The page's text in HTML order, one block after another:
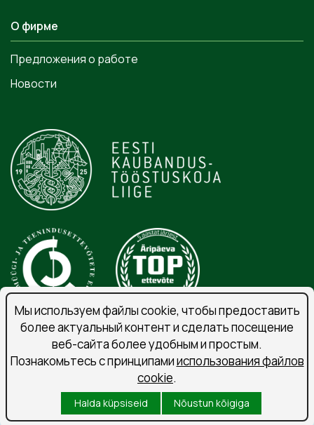
О фирме
Предложения о работе
Новости
Порядок обработки личных данных
Подпишитесь на рассылку
Мы используем файлы cookie, чтобы предоставить
более актуальный контент и сделать посещение
веб-сайта более удобным и простым.
Познакомьтесь с принципамииспользования файлов
cookie.
Halda küpsiseid Nõustun kõigiga